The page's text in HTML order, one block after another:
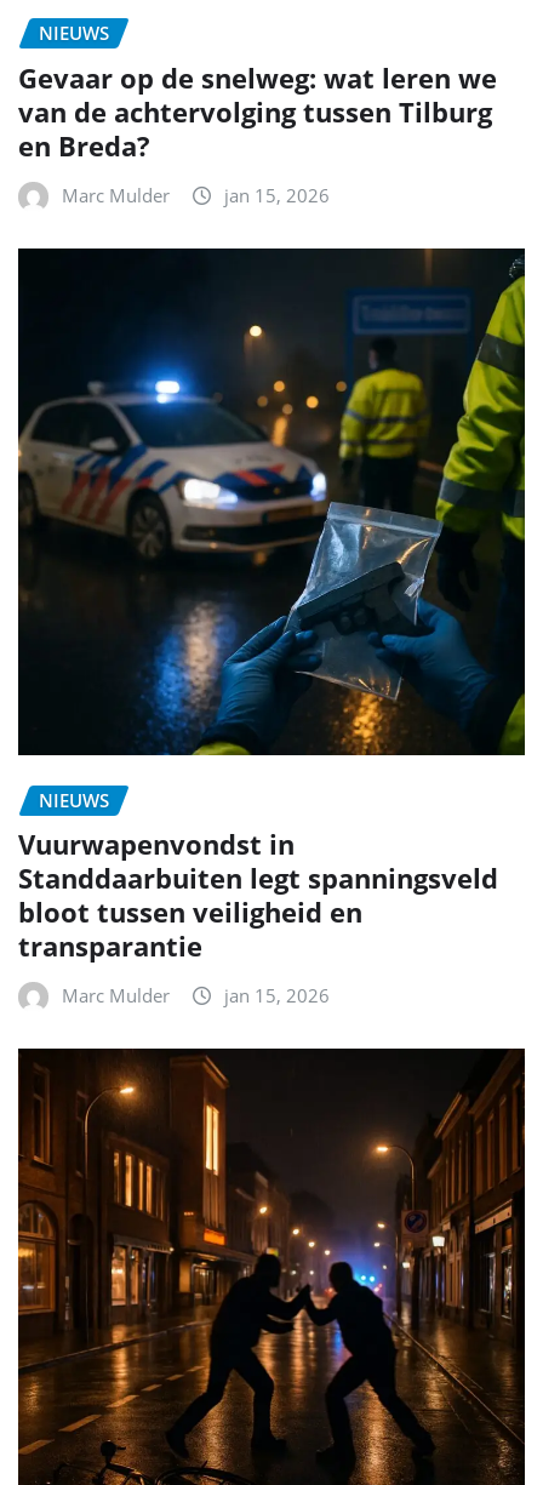
NIEUWS
Gevaar op de snelweg: wat leren we
van de achtervolging tussen Tilburg
en Breda?
Marc Mulder jan 15, 2026
NIEUWS
Vuurwapenvondst in
Standdaarbuiten legt spanningsveld
bloot tussen veiligheid en
transparantie
Marc Mulder jan 15, 2026